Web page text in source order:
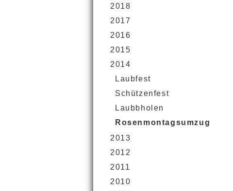
2018
2017
2016
2015
2014
Laubfest
Schützenfest
Laubbholen
Rosenmontagsumzug
2013
2012
2011
2010